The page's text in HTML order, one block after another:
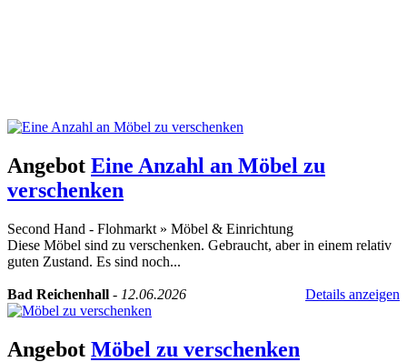
Angebot Eine Anzahl an Möbel zu
verschenken
Second Hand - Flohmarkt » Möbel & Einrichtung
Diese Möbel sind zu verschenken. Gebraucht, aber in einem relativ
guten Zustand. Es sind noch...
Bad Reichenhall - 12.06.2026 Details anzeigen
Angebot Möbel zu verschenken